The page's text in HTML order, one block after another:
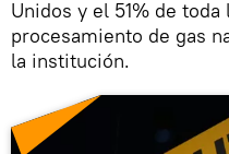
Unidos y el 51% de toda
procesamiento de gas
la institución.